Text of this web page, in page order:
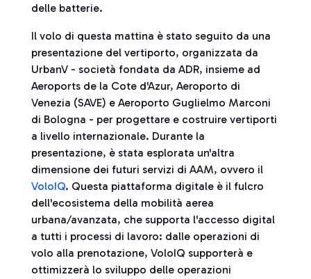
delle batterie.
Il volo di questa mattina è stato seguito da una
presentazione del vertiporto, organizzata da
UrbanV - società fondata da ADR, insieme ad
Aeroports de la Cote d'Azur, Aeroporto di
Venezia (SAVE) e Aeroporto Guglielmo Marconi
di Bologna - per progettare e costruire vertiporti
a livello internazionale. Durante la
presentazione, è stata esplorata un'altra
dimensione dei futuri servizi di AAM, ovvero il
VoloIQ. Questa piattaforma digitale è il fulcro
dell'ecosistema della mobilità aerea
urbana/avanzata, che supporta l'accesso digital
a tutti i processi di lavoro: dalle operazioni di
volo alla prenotazione, VoloIQ supporterà e
ottimizzerà lo sviluppo delle operazioni